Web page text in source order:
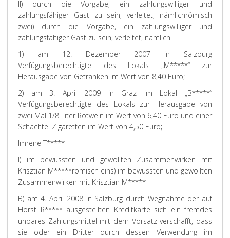
II) durch die Vorgabe, ein zahlungswilliger und
zahlungsfähiger Gast zu sein, verleitet, nämlichrömisch
zwei) durch die Vorgabe, ein zahlungswilliger und
zahlungsfähiger Gast zu sein, verleitet, nämlich
1) am 12. Dezember 2007 in Salzburg
Verfügungsberechtigte des Lokals „M*****“ zur
Herausgabe von Getränken im Wert von 8,40 Euro;
2) am 3. April 2009 in Graz im Lokal „B*****“
Verfügungsberechtigte des Lokals zur Herausgabe von
zwei Mal 1/8 Liter Rotwein im Wert von 6,40 Euro und einer
Schachtel Zigaretten im Wert von 4,50 Euro;
Imrene T*****
I) im bewussten und gewollten Zusammenwirken mit
Krisztian M*****römisch eins) im bewussten und gewollten
Zusammenwirken mit Krisztian M*****
B) am 4. April 2008 in Salzburg durch Wegnahme der auf
Horst R***** ausgestellten Kreditkarte sich ein fremdes
unbares Zahlungsmittel mit dem Vorsatz verschafft, dass
sie oder ein Dritter durch dessen Verwendung im